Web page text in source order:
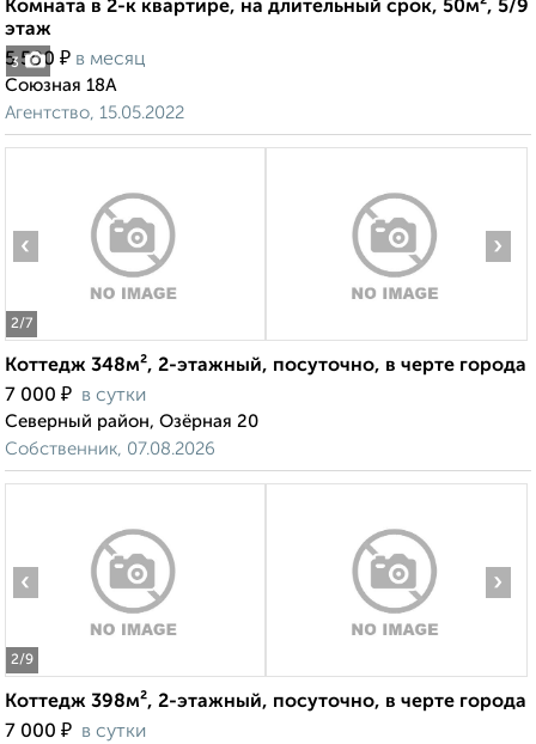
3
Комната в 2-к квартире, на длительный срок, 50м², 5/9
этаж
5 500 ₽ в месяц
Союзная 18А
Агентство, 15.05.2022
2/7
‹ ›
Коттедж 348м², 2-этажный, посуточно, в черте города
7 000 ₽ в сутки
Северный район, Озёрная 20
Собственник, 07.08.2026
2/9
‹ ›
Коттедж 398м², 2-этажный, посуточно, в черте города
7 000 ₽ в сутки